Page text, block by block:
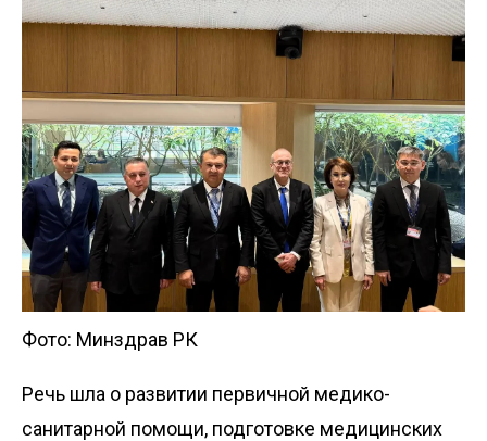
Фото: Минздрав РК
Речь шла о развитии первичной медико-
санитарной помощи, подготовке медицинских